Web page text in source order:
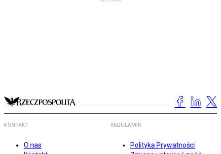
KONTAKT
O nas
REGULAMIN
Polityka Prywatności